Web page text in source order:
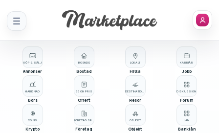
Meny
KÖP & SÄLJ
Annonser
BOENDE
Bostad
OBJEKT
Objekt
BE OM PRIS
Offert
Företag
LÅN
Banklån
MARKNAD
Börs
LOKALT
Hitta
KARRIÄR
Jobb
Resor
COINS
Krypto
DISKUSSION
Forum